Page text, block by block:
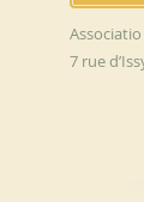
7 rue